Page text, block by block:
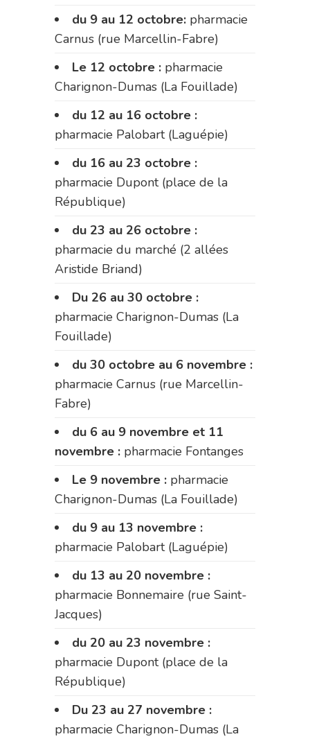
du 9 au 12 octobre: pharmacie
Carnus (rue Marcellin-Fabre)
Le 12 octobre : pharmacie
Charignon-Dumas (La Fouillade)
du 12 au 16 octobre :
pharmacie Palobart (Laguépie)
du 16 au 23 octobre :
pharmacie Dupont (place de la
République)
du 23 au 26 octobre :
pharmacie du marché (2 allées
Aristide Briand)
Du 26 au 30 octobre :
pharmacie Charignon-Dumas (La
Fouillade)
du 30 octobre au 6 novembre :
pharmacie Carnus (rue Marcellin-
Fabre)
du 6 au 9 novembre et 11
novembre : pharmacie Fontanges
Le 9 novembre : pharmacie
Charignon-Dumas (La Fouillade)
du 9 au 13 novembre :
pharmacie Palobart (Laguépie)
du 13 au 20 novembre :
pharmacie Bonnemaire (rue Saint-
Jacques)
du 20 au 23 novembre :
pharmacie Dupont (place de la
République)
Du 23 au 27 novembre :
pharmacie Charignon-Dumas (La